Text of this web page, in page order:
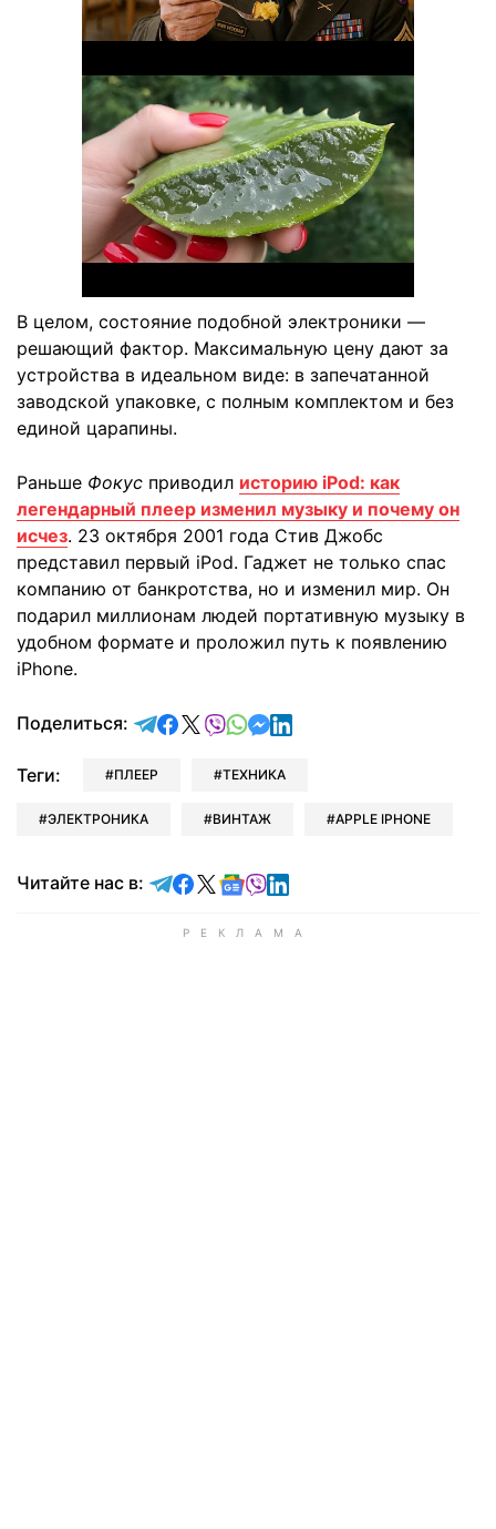
В целом, состояние подобной электроники —
решающий фактор. Максимальную цену дают за
устройства в идеальном виде: в запечатанной
заводской упаковке, с полным комплектом и без
единой царапины.
Раньше Фокус приводил историю iPod: как
легендарный плеер изменил музыку и почему он
исчез. 23 октября 2001 года Стив Джобс
представил первый iPod. Гаджет не только спас
компанию от банкротства, но и изменил мир. Он
подарил миллионам людей портативную музыку в
удобном формате и проложил путь к появлению
iPhone.
Поделиться: отправить в Telegram
поделиться в Facebook
поделиться в X
отправить в Viber
отправить в Whatsapp
отправить в Messenger
отправить в LinkedIn
Теги: ПЛЕЕР ТЕХНИКА
ЭЛЕКТРОНИКА ВИНТАЖ APPLE IPHONE
Читайте нас в: Читайте в Telegram
Читайте в Facebook
Читайте в X
Читайте в Google news
Читайте в Viber
Читайте в LinkedIn